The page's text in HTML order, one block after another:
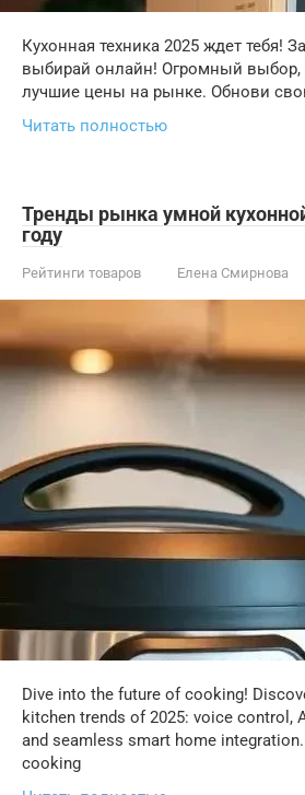
Кухонная техника 2025 ждет тебя!
выбирай онлайн! Огромный выбор,
лучшие цены на рынке. Обнови
Читать полностью
Тренды рынка умной
году
Рейтинги товаров Елена Смирнова
Dive into the future of cooking!
kitchen trends of 2025: voice control,
and seamless smart home
cooking